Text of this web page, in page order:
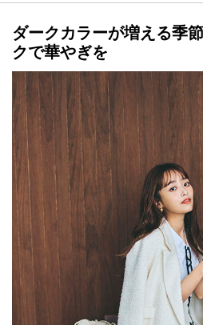
ダークカラーが増える季
クで華やぎを